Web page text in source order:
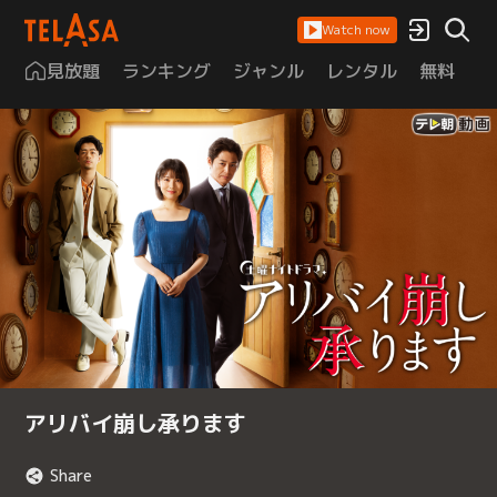
Watch now
見放題 ランキング ジャンル レンタル 無料
アリバイ崩し承ります
Share